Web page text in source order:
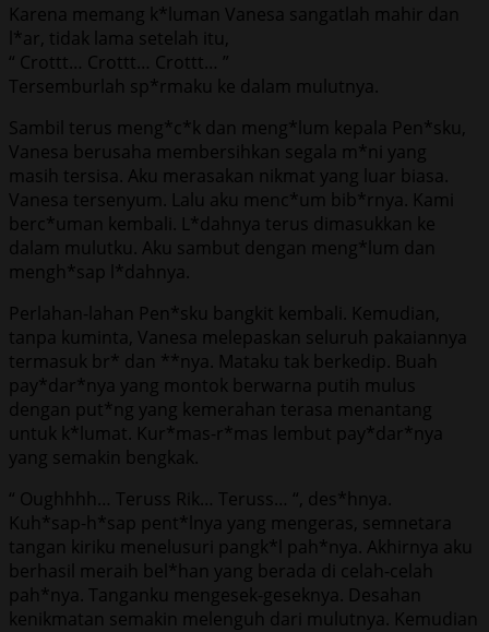
Karena memang k*luman Vanesa sangatlah mahir dan
l*ar, tidak lama setelah itu,
“ Crottt… Crottt… Crottt… ”
Tersemburlah sp*rmaku ke dalam mulutnya.
Sambil terus meng*c*k dan meng*lum kepala Pen*sku,
Vanesa berusaha membersihkan segala m*ni yang
masih tersisa. Aku merasakan nikmat yang luar biasa.
Vanesa tersenyum. Lalu aku menc*um bib*rnya. Kami
berc*uman kembali. L*dahnya terus dimasukkan ke
dalam mulutku. Aku sambut dengan meng*lum dan
mengh*sap l*dahnya.
Perlahan-lahan Pen*sku bangkit kembali. Kemudian,
tanpa kuminta, Vanesa melepaskan seluruh pakaiannya
termasuk br* dan **nya. Mataku tak berkedip. Buah
pay*dar*nya yang montok berwarna putih mulus
dengan put*ng yang kemerahan terasa menantang
untuk k*lumat. Kur*mas-r*mas lembut pay*dar*nya
yang semakin bengkak.
“ Oughhhh… Teruss Rik… Teruss… “, des*hnya.
Kuh*sap-h*sap pent*lnya yang mengeras, semnetara
tangan kiriku menelusuri pangk*l pah*nya. Akhirnya aku
berhasil meraih bel*han yang berada di celah-celah
pah*nya. Tanganku mengesek-geseknya. Desahan
kenikmatan semakin melenguh dari mulutnya. Kemudian